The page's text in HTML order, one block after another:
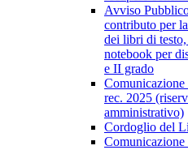
Avviso
contributo per
dei libri di
notebook per
e II grado
Comunicazione
rec. 2025
amministrativo)
Cordoglio del
Comunicazione